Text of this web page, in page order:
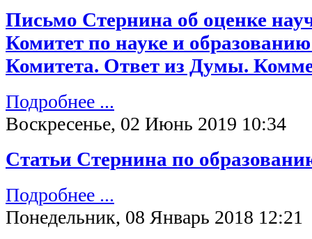
Письмо Стернина об оценке
Комитет по науке и
Комитета. Ответ из Думы.
Подробнее ...
Воскресенье, 02 Июнь 2019 10:34
Статьи Стернина по
Подробнее ...
Понедельник, 08 Январь 2018 12:21